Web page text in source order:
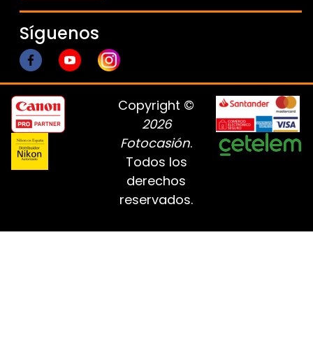
Síguenos
Copyright ©
2026
Fotocasión.
Todos los
derechos
reservados.